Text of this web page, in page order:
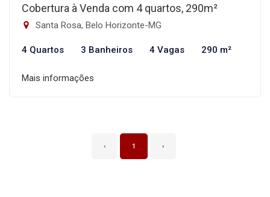
Cobertura à Venda com 4 quartos, 290m²
Santa Rosa, Belo Horizonte-MG
4 Quartos 3 Banheiros 4 Vagas 290 m²
Mais informações
‹ 1 ›